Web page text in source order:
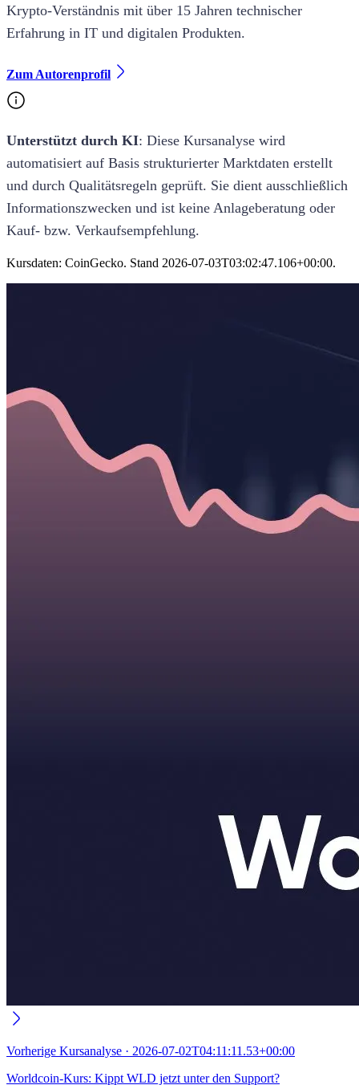
Krypto-Verständnis mit über 15 Jahren technischer
Erfahrung in IT und digitalen Produkten.
Zum Autorenprofil
Unterstützt durch KI: Diese Kursanalyse wird
automatisiert auf Basis strukturierter Marktdaten erstellt
und durch Qualitätsregeln geprüft. Sie dient ausschließlich
Informationszwecken und ist keine Anlageberatung oder
Kauf- bzw. Verkaufsempfehlung.
Kursdaten: CoinGecko. Stand 2026-07-03T03:02:47.106+00:00.
Vorherige Kursanalyse · 2026-07-02T04:11:11.53+00:00
Worldcoin-Kurs: Kippt WLD jetzt unter den Support?